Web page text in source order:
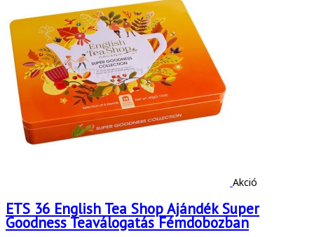
Akció
ETS 36 English Tea Shop Ajándék Super
Goodness Teaválogatás Fémdobozban